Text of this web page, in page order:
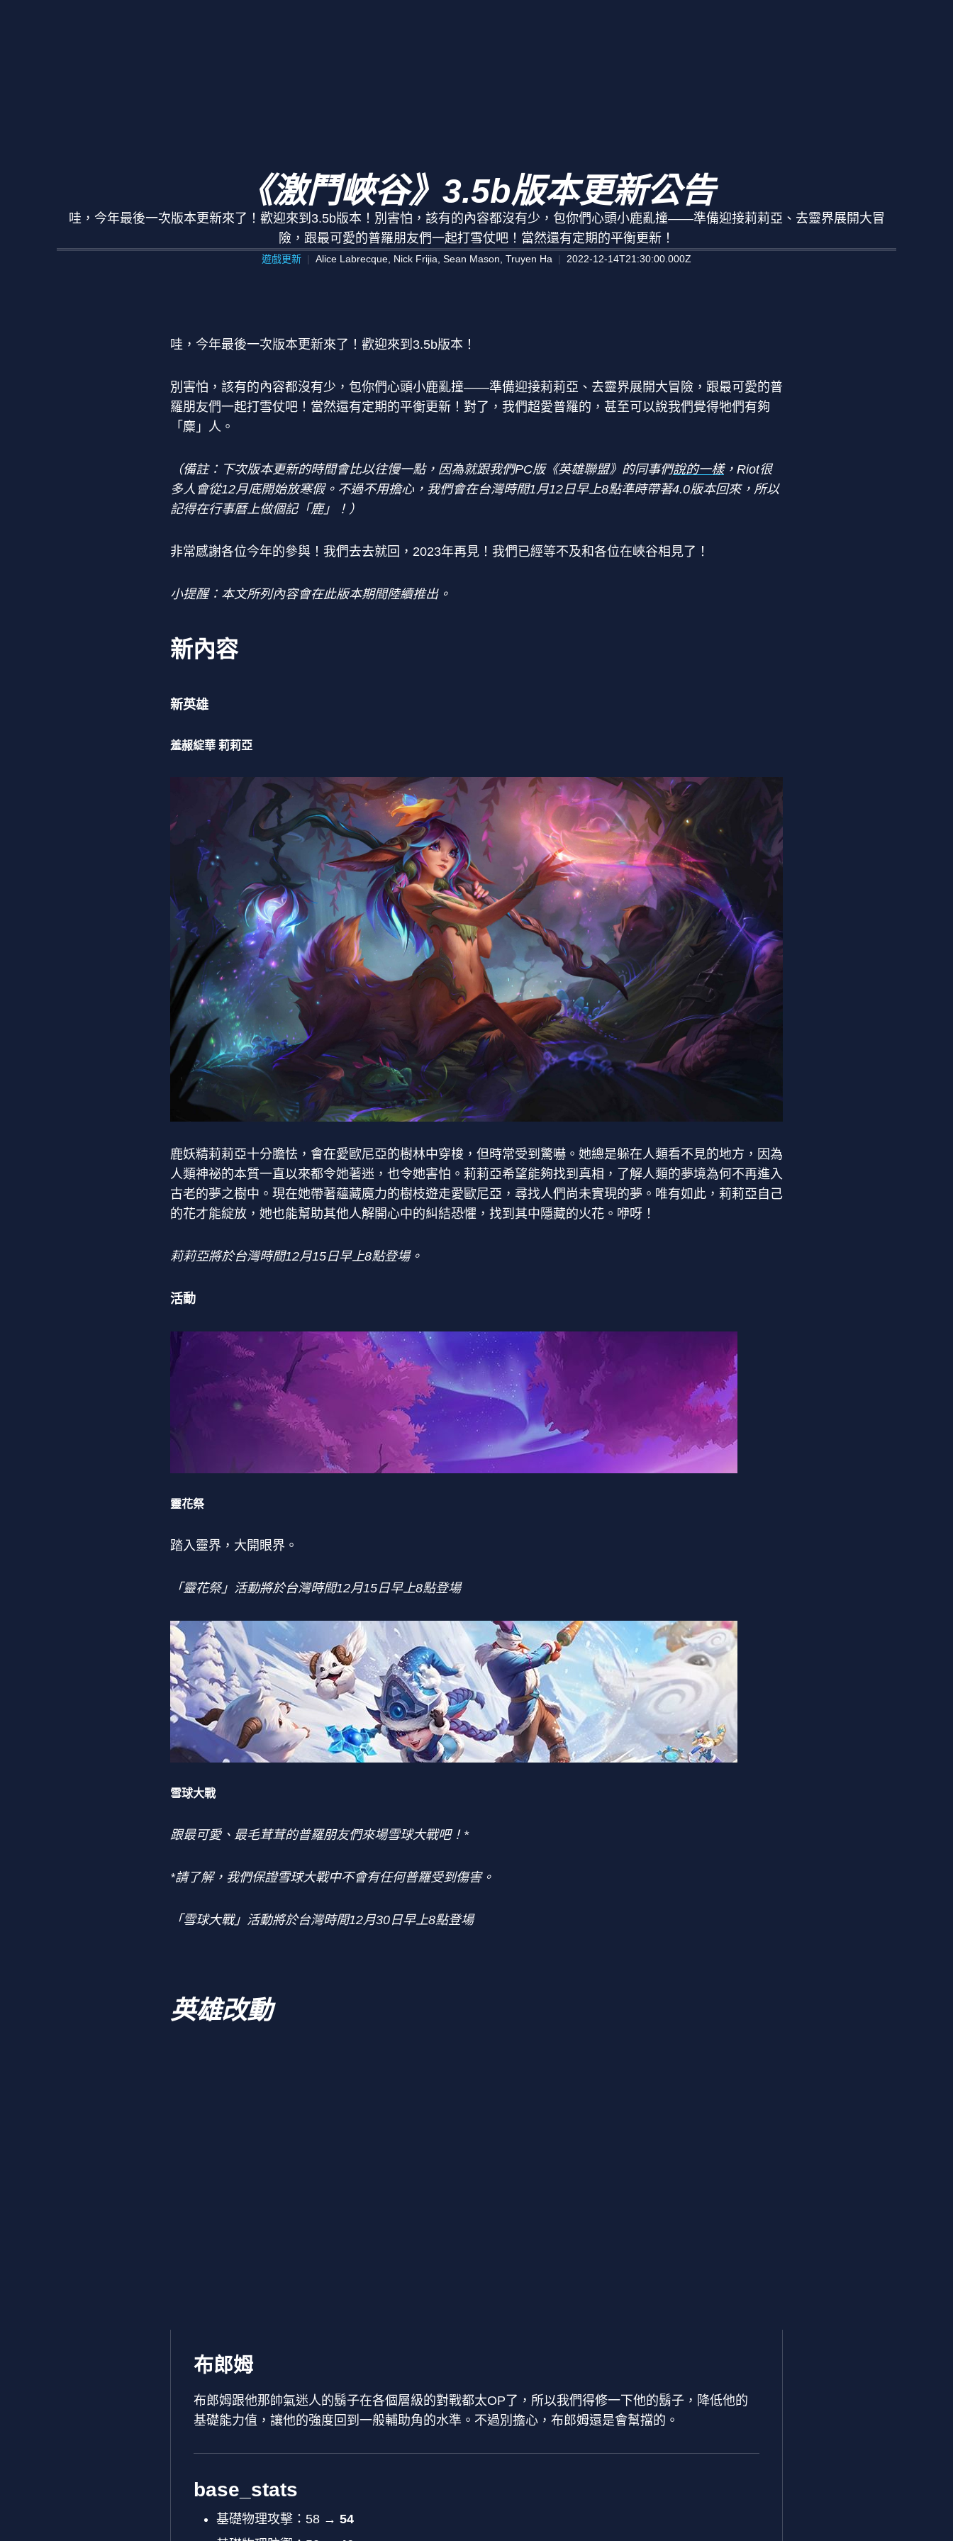
《激鬥峽谷》3.5b版本更新公告
哇，今年最後一次版本更新來了！歡迎來到3.5b版本！別害怕，該有的內容都沒有少，包你們心頭小鹿亂撞——準備迎接莉莉亞、去靈界展開大冒
險，跟最可愛的普羅朋友們一起打雪仗吧！當然還有定期的平衡更新！
遊戲更新 Alice Labrecque, Nick Frijia, Sean Mason, Truyen Ha 2022-12-14T21:30:00.000Z
哇，今年最後一次版本更新來了！歡迎來到3.5b版本！
別害怕，該有的內容都沒有少，包你們心頭小鹿亂撞——準備迎接莉莉亞、去靈界展開大冒險，跟最可愛的普
羅朋友們一起打雪仗吧！當然還有定期的平衡更新！對了，我們超愛普羅的，甚至可以說我們覺得牠們有夠
「麋」人。
（備註：下次版本更新的時間會比以往慢一點，因為就跟我們PC版《英雄聯盟》的同事們說的一樣，Riot很
多人會從12月底開始放寒假。不過不用擔心，我們會在台灣時間1月12日早上8點準時帶著4.0版本回來，所以
記得在行事曆上做個記「鹿」！）
非常感謝各位今年的參與！我們去去就回，2023年再見！我們已經等不及和各位在峽谷相見了！
小提醒：本文所列內容會在此版本期間陸續推出。
新內容
新英雄
羞赧綻華 莉莉亞
鹿妖精莉莉亞十分膽怯，會在愛歐尼亞的樹林中穿梭，但時常受到驚嚇。她總是躲在人類看不見的地方，因為
人類神祕的本質一直以來都令她著迷，也令她害怕。莉莉亞希望能夠找到真相，了解人類的夢境為何不再進入
古老的夢之樹中。現在她帶著蘊藏魔力的樹枝遊走愛歐尼亞，尋找人們尚未實現的夢。唯有如此，莉莉亞自己
的花才能綻放，她也能幫助其他人解開心中的糾結恐懼，找到其中隱藏的火花。咿呀！
莉莉亞將於台灣時間12月15日早上8點登場。
活動
靈花祭
踏入靈界，大開眼界。
「靈花祭」活動將於台灣時間12月15日早上8點登場
雪球大戰
跟最可愛、最毛茸茸的普羅朋友們來場雪球大戰吧！*
*請了解，我們保證雪球大戰中不會有任何普羅受到傷害。
「雪球大戰」活動將於台灣時間12月30日早上8點登場
英雄改動
布郎姆
布郎姆跟他那帥氣迷人的鬍子在各個層級的對戰都太OP了，所以我們得修一下他的鬍子，降低他的
基礎能力值，讓他的強度回到一般輔助角的水準。不過別擔心，布郎姆還是會幫擋的。
base_stats
基礎物理攻擊：58 → 54